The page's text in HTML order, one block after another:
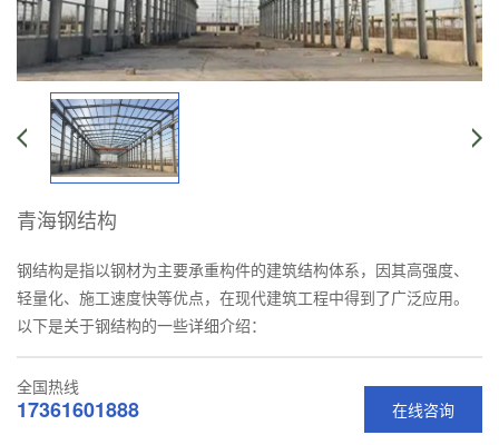
青海钢结构
钢结构是指以钢材为主要承重构件的建筑结构体系，因其高强度、
轻量化、施工速度快等优点，在现代建筑工程中得到了广泛应用。
以下是关于钢结构的一些详细介绍：
在线咨询
全国热线
17361601888